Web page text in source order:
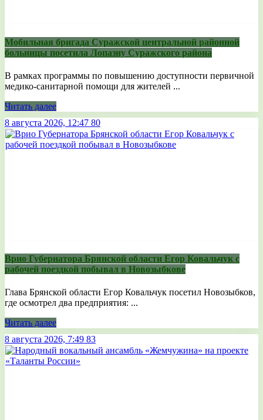
Мобильная бригада Суражской центральной районной
больницы посетила Лопазну Суражского района
В рамках программы по повышению доступности первичной
медико-санитарной помощи для жителей ...
Читать далее
8 августа 2026, 12:47 80
Врио Губернатора Брянской области Егор Ковальчук с
рабочей поездкой побывал в Новозыбкове
Глава Брянской области Егор Ковальчук посетил Новозыбков,
где осмотрел два предприятия: ...
Читать далее
8 августа 2026, 7:49 83